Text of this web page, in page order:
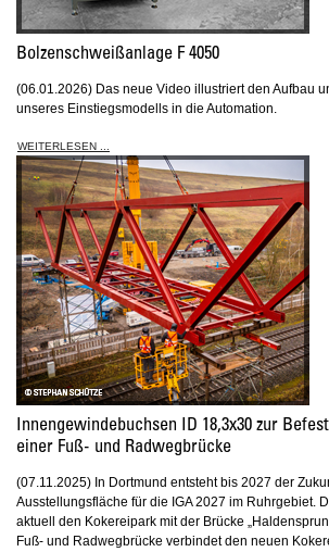
Bolzenschweißanlage F 4050
(06.01.2026) Das neue Video illustriert den Aufbau
unseres Einstiegsmodells in die Automation.
WEITERLESEN ...
Innengewindebuchsen ID 18,3x30 zur
einer Fuß- und Radwegbrücke
(07.11.2025) In Dortmund entsteht bis 2027 der
Ausstellungsfläche für die IGA 2027 im Ruhrgebiet.
aktuell den Kokereipark mit der Brücke
Fuß- und Radwegbrücke verbindet den neuen